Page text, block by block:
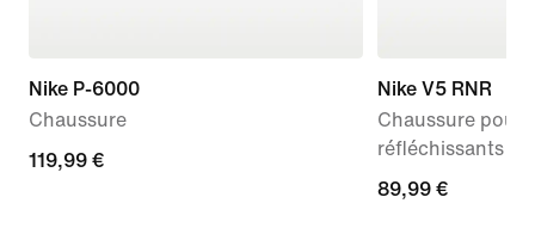
Nike P-6000
Chaussure
119,99 €
119,99 €
Nike V5 RNR
Chaussure pour
réfléchissants
89,99 €
89,99 €